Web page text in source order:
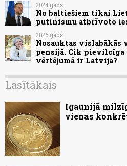
2024.gads
No baltiešiem tikai
putinismu atbrīvoto
2025.gads
Nosauktas vislabākās
pensijā. Cik pievilcīga
vērtējumā ir Latvija?
Lasītākais
Igaunijā
vienas